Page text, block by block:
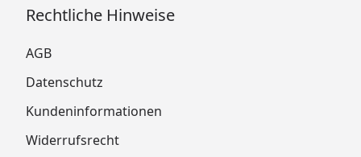
Rechtliche Hinweise
AGB
Datenschutz
Kundeninformationen
Widerrufsrecht